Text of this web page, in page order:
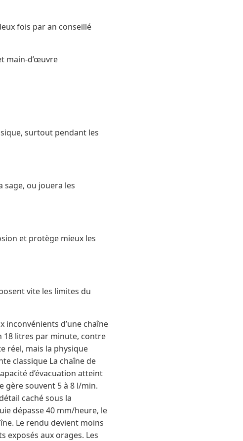
fois par an conseillé
main-d’œuvre
surtout pendant les
sage, ou jouera les
et protège mieux les
vite les limites du
inconvénients d’une chaîne
18 litres par minute, contre
réel, mais la physique
classique La chaîne de
d’évacuation atteint
gère souvent 5 à 8 l/min.
caché sous la
dépasse 40 mm/heure, le
Le rendu devient moins
exposés aux orages. Les